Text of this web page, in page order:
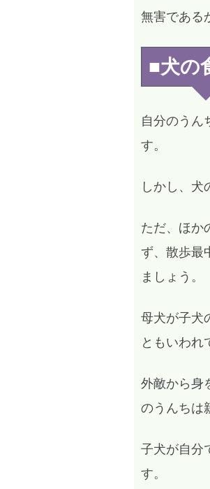
無害である
■犬の
自分のうん
す。
しかし、犬
ただ、ほか
ず、散歩最
ましょう。
母犬が子犬
ともいわれ
外敵から身
のうんちは
子犬が自分
す。